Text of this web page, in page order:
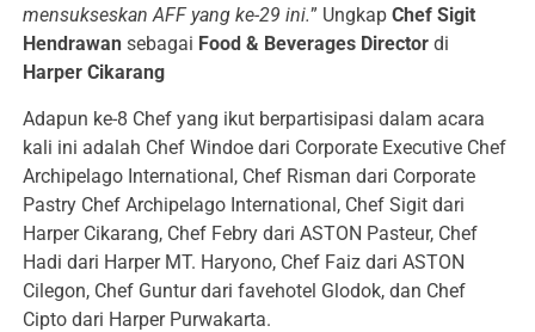
mensukseskan AFF yang ke-29 ini.” Ungkap Chef Sigit
Hendrawan sebagai Food & Beverages Director di
Harper Cikarang
Adapun ke-8 Chef yang ikut berpartisipasi dalam acara
kali ini adalah Chef Windoe dari Corporate Executive Chef
Archipelago International, Chef Risman dari Corporate
Pastry Chef Archipelago International, Chef Sigit dari
Harper Cikarang, Chef Febry dari ASTON Pasteur, Chef
Hadi dari Harper MT. Haryono, Chef Faiz dari ASTON
Cilegon, Chef Guntur dari favehotel Glodok, dan Chef
Cipto dari Harper Purwakarta.